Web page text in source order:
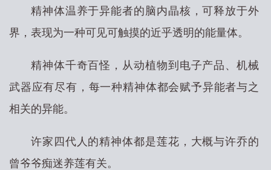
精神体温养于异能者的脑内晶核，可释放于外
界，表现为一种可见可触摸的近乎透明的能量体。
精神体千奇百怪，从动植物到电子产品、机械
武器应有尽有，每一种精神体都会赋予异能者与之
相关的异能。
许家四代人的精神体都是莲花，大概与许乔的
曾爷爷痴迷养莲有关。